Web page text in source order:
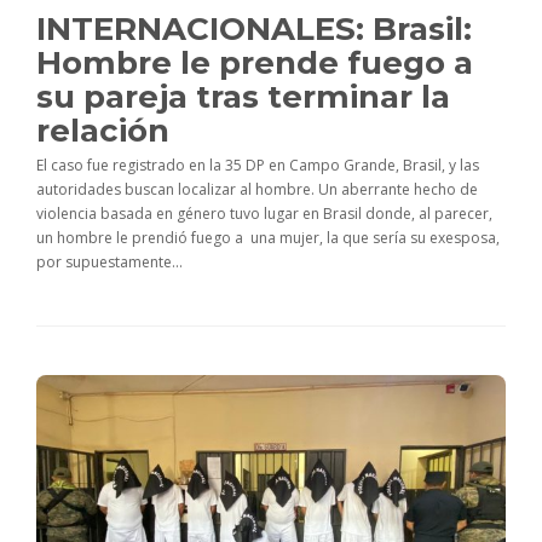
INTERNACIONALES: Brasil:
Hombre le prende fuego a
su pareja tras terminar la
relación
El caso fue registrado en la 35 DP en Campo Grande, Brasil, y las
autoridades buscan localizar al hombre. Un aberrante hecho de
violencia basada en género tuvo lugar en Brasil donde, al parecer,
un hombre le prendió fuego a una mujer, la que sería su exesposa,
por supuestamente...